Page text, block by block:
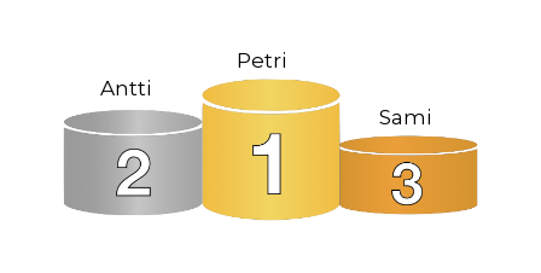
27.09.2025
22.09.2025
19.09.2025
11.09.2025
09.09.2025
31.08.2025
Petri
Antti
Sami